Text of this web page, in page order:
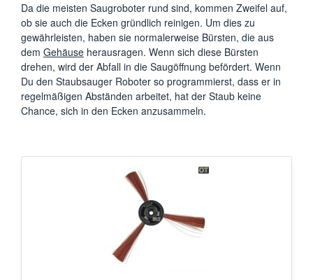
Da die meisten Saugroboter rund sind, kommen Zweifel auf,
ob sie auch die Ecken gründlich reinigen. Um dies zu
gewährleisten, haben sie normalerweise Bürsten, die aus
dem Gehäuse herausragen. Wenn sich diese Bürsten
drehen, wird der Abfall in die Saugöffnung befördert. Wenn
Du den Staubsauger Roboter so programmierst, dass er in
regelmäßigen Abständen arbeitet, hat der Staub keine
Chance, sich in den Ecken anzusammeln.